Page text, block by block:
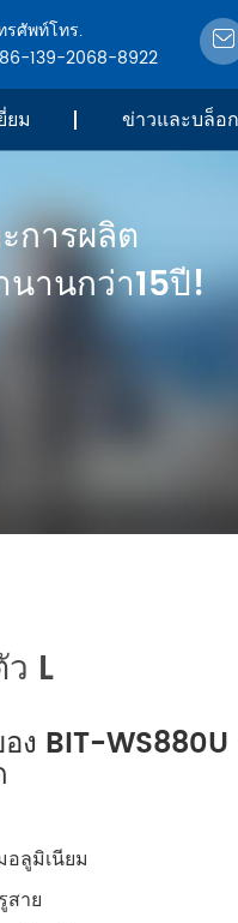
รศัพท์โทร.
139-2068-8922
ยม ข่าวและบล็อก
การผลิต
านกว่า15ปี!
L
BIT-WS880U
ลูมิเนียม
สาย